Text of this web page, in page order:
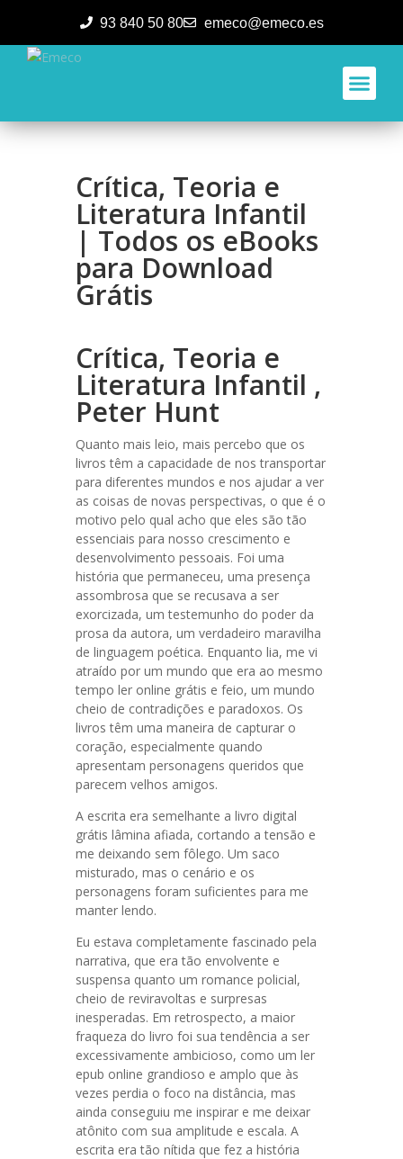
93 840 50 80 emeco@emeco.es
Crítica, Teoria e
Literatura Infantil
| Todos os eBooks
para Download
Grátis
Crítica, Teoria e
Literatura Infantil ,
Peter Hunt
Quanto mais leio, mais percebo que os
livros têm a capacidade de nos transportar
para diferentes mundos e nos ajudar a ver
as coisas de novas perspectivas, o que é o
motivo pelo qual acho que eles são tão
essenciais para nosso crescimento e
desenvolvimento pessoais. Foi uma
história que permaneceu, uma presença
assombrosa que se recusava a ser
exorcizada, um testemunho do poder da
prosa da autora, um verdadeiro maravilha
de linguagem poética. Enquanto lia, me vi
atraído por um mundo que era ao mesmo
tempo ler online grátis e feio, um mundo
cheio de contradições e paradoxos. Os
livros têm uma maneira de capturar o
coração, especialmente quando
apresentam personagens queridos que
parecem velhos amigos.
A escrita era semelhante a livro digital
grátis lâmina afiada, cortando a tensão e
me deixando sem fôlego. Um saco
misturado, mas o cenário e os
personagens foram suficientes para me
manter lendo.
Eu estava completamente fascinado pela
narrativa, que era tão envolvente e
suspensa quanto um romance policial,
cheio de reviravoltas e surpresas
inesperadas. Em retrospecto, a maior
fraqueza do livro foi sua tendência a ser
excessivamente ambicioso, como um ler
epub online grandioso e amplo que às
vezes perdia o foco na distância, mas
ainda conseguiu me inspirar e me deixar
atônito com sua amplitude e escala. A
escrita era tão nítida que fez a história